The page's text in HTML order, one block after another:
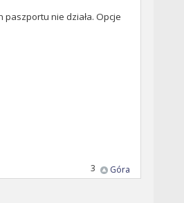
nie działa. Opcje
Góra
3